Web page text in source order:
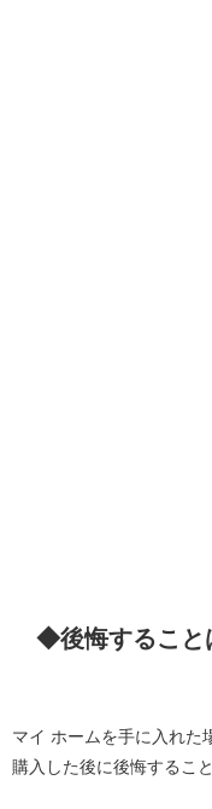
◆後悔すること
マイ ホームを手に入れた
購入した後に後悔するこ